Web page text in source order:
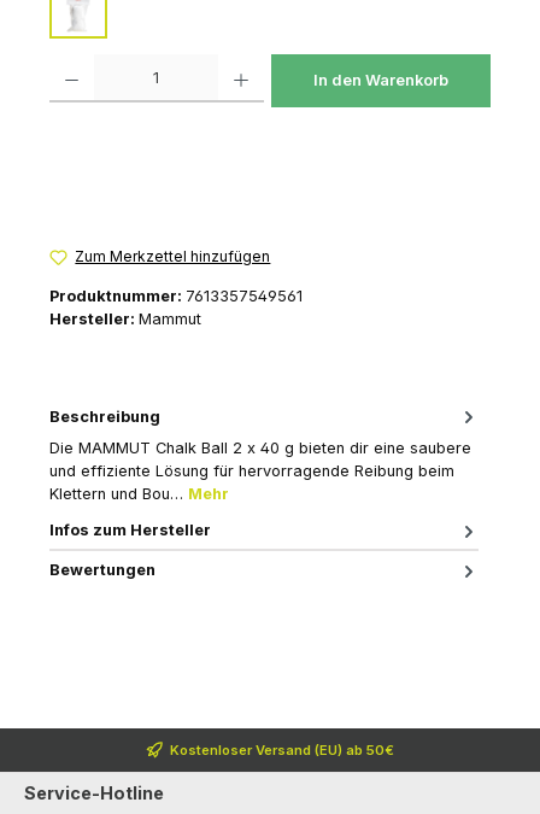
In den Warenkorb
Zum Merkzettel hinzufügen
Produktnummer: 7613357549561
Hersteller: Mammut
Beschreibung
Die MAMMUT Chalk Ball 2 x 40 g bieten dir eine saubere
und effiziente Lösung für hervorragende Reibung beim
Klettern und Bou… Mehr
Infos zum Hersteller
Bewertungen
Kostenloser Versand (EU) ab 50€
Service-Hotline